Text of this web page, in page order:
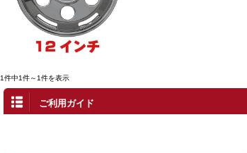
1件中1件～1件を表示
ご利用ガイド